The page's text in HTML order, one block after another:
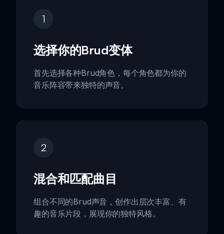
1
选择你的Brud变体
首先选择各种Brud角色，每个角色都为你的
音乐阵容带来独特的声音。
2
混合和匹配曲目
组合不同的Brud声音，创作出层次丰富、有
趣的音乐片段，展现你的独特风格。